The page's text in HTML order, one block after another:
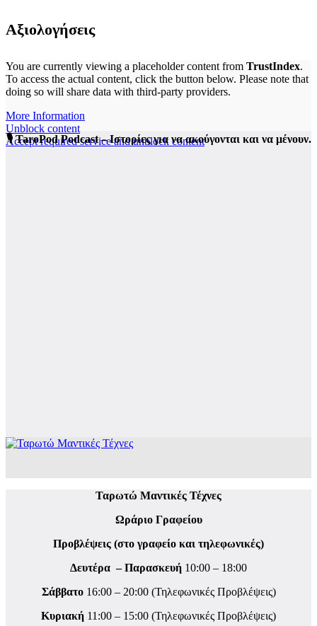
Αξιολογήσεις
You are currently viewing a placeholder content from TrustIndex.
To access the actual content, click the button below. Please note that
doing so will share data with third-party providers.
More Information
Unblock content
Accept required service and unblock content
🎙️ TaroPod Podcast – Ιστορίες για να ακούγονται και να μένουν.
Ταρωτώ Μαντικές Τέχνες
Ωράριο Γραφείου
Προβλέψεις (στο γραφείο και τηλεφωνικές)
Δευτέρα – Παρασκευή 10:00 – 18:00
Σάββατο16:00 – 20:00 (Τηλεφωνικές Προβλέψεις)
Κυριακή 11:00 – 15:00 (Τηλεφωνικές Προβλέψεις)